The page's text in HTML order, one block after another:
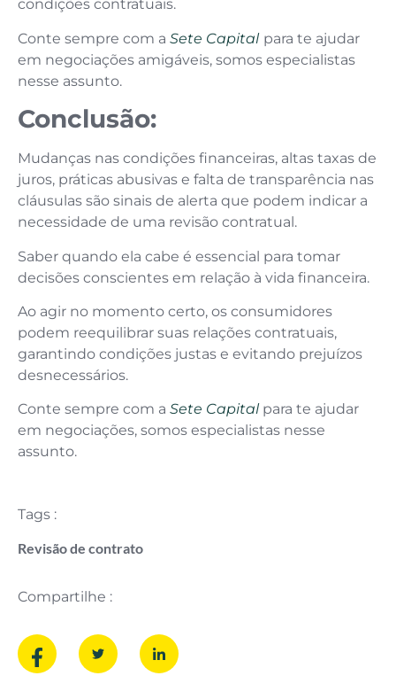
condições contratuais.
Conte sempre com a Sete Capital para te ajudar
em negociações amigáveis, somos especialistas
nesse assunto.
Conclusão:
Mudanças nas condições financeiras, altas taxas de
juros, práticas abusivas e falta de transparência nas
cláusulas são sinais de alerta que podem indicar a
necessidade de uma revisão contratual.
Saber quando ela cabe é essencial para tomar
decisões conscientes em relação à vida financeira.
Ao agir no momento certo, os consumidores
podem reequilibrar suas relações contratuais,
garantindo condições justas e evitando prejuízos
desnecessários.
Conte sempre com a Sete Capitalpara te ajudar
em negociações, somos especialistas nesse
assunto.
Tags :
Revisão de contrato
Compartilhe :